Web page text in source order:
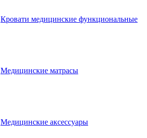
Кровати медицинские функциональные
Медицинские матрасы
Медицинские аксессуары